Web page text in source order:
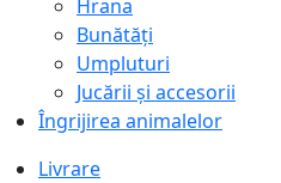
Hrana
Bunătăți
Umpluturi
Jucării și accesorii
Îngrijirea animalelor
Livrare